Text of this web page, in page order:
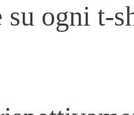
ogni t-